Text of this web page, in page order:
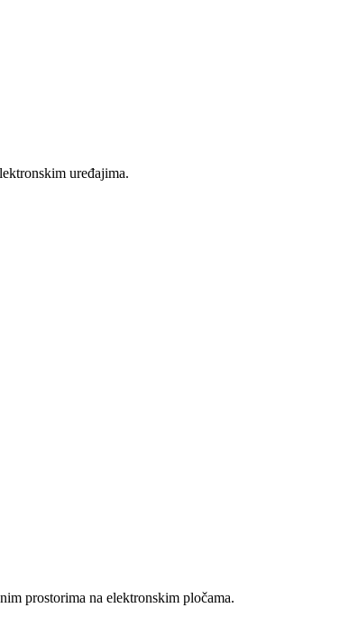
uređajima.
prostorima na elektronskim pločama.